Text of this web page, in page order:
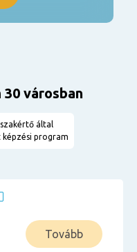
városban
által
program
Tovább